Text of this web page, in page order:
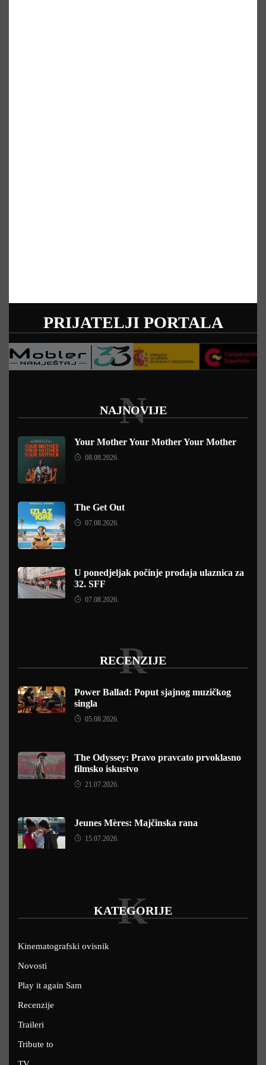
PRIJATELJI PORTALA
NAJNOVIJE
N
Your Mother Your Mother Your Mother
08.08.2026.
The Get Out
07.08.2026.
U ponedjeljak počinje prodaja ulaznica za
32. SFF
07.08.2026.
RECENZIJE
R
Power Ballad: Poput sjajnog muzičkog
singla
05.08.2026.
The Odyssey: Pravo pravcato prvoklasno
filmsko iskustvo
21.07.2026.
Jeunes Mères: Majčinska rana
15.07.2026.
KATEGORIJE
K
Kinematografski ovisnik
Novosti
Play it again Sam
Recenzije
Traileri
Tribute to